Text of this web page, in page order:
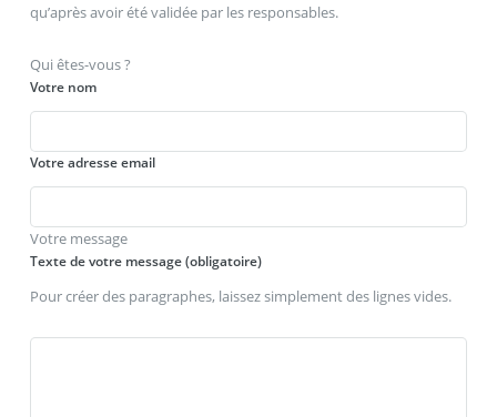
qu’après avoir été validée par les responsables.
Qui êtes-vous ?
Votre nom
Votre adresse email
Votre message
Texte de votre message (obligatoire)
Pour créer des paragraphes, laissez simplement des lignes vides.